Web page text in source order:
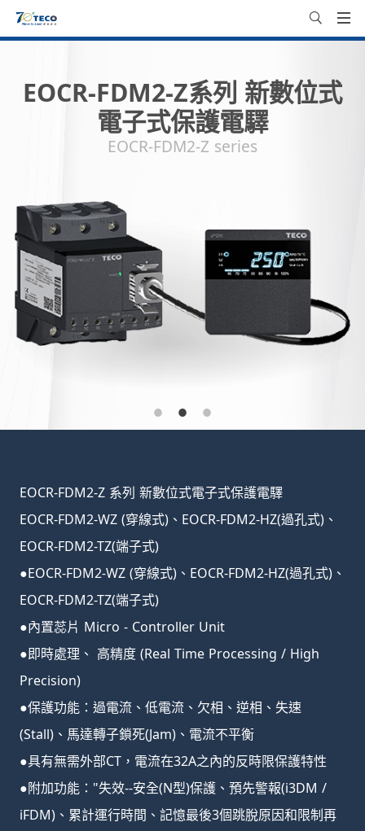
EOCR-FDM2-Z系列 新數位式
電子式保護電驛
EOCR-FDM2-Z series
EOCR-FDM2-Z 系列 新數位式電子式保護電驛
EOCR-FDM2-WZ (穿線式)、EOCR-FDM2-HZ(過孔式)、
EOCR-FDM2-TZ(端子式)
●EOCR-FDM2-WZ (穿線式)、EOCR-FDM2-HZ(過孔式)、
EOCR-FDM2-TZ(端子式)
●內置蕊片 Micro - Controller Unit
●即時處理、 高精度 (Real Time Processing / High
Precision)
●保護功能：過電流、低電流、欠相、逆相、失速
(Stall)、馬達轉子鎖死(Jam)、電流不平衡
●具有無需外部CT，電流在32A之內的反時限保護特性
●附加功能："失效--安全(N型)保護、預先警報(i3DM /
iFDM)、累計運行時間、記憶最後3個跳脫原因和限制再